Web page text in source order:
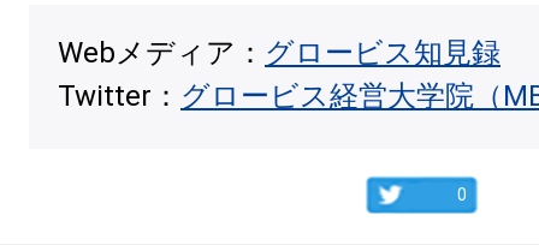
Webメディア： グロービス知見録
Twitter： グロービス経営大学院（
0